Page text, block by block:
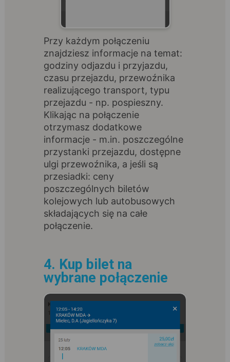
Przy każdym połączeniu
znajdziesz informacje na temat:
godziny odjazdu i przyjazdu,
czasu przejazdu, przewoźnika
realizującego transport, typu
przejazdu - np. pospieszny.
Klikając na połączenie
otrzymasz dodatkowe
informacje - m.in. poszczególne
przystanki przejazdu, dostępne
ulgi przewoźnika, a jeśli są
przesiadki: ceny
poszczególnych biletów
kolejowych lub autobusowych
składających się na całe
połączenie.
4. Kup bilet na
wybrane połączenie